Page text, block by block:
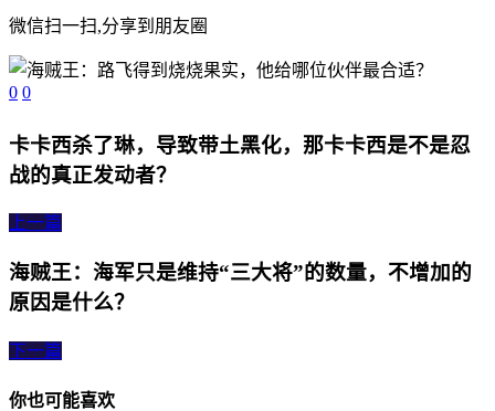
微信扫一扫,分享到朋友圈
0 0
卡卡西杀了琳，导致带土黑化，那卡卡西是不是忍
战的真正发动者？
上一篇
海贼王：海军只是维持“三大将”的数量，不增加的
原因是什么？
下一篇
你也可能喜欢